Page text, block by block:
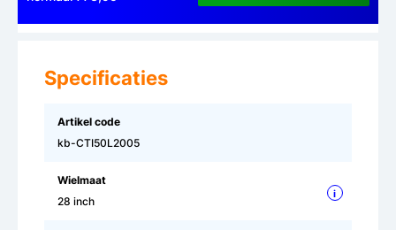
Specificaties
Artikel code
kb-CTI50L2005
Wielmaat
28 inch
i